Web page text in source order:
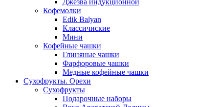
Джезва индукционной
Кофемолки
Edik Balyan
Классичиские
Мини
Кофейные чашки
Глиняные чашки
Фарфоровые чашки
Медные кофейные чашки
Сухофрукты. Орехи
Сухофрукты
Подарочные наборы